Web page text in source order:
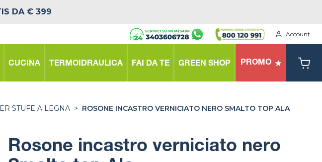
DA € 399
Account
CUCINA TERMOIDRAULICA FAI DA TE GREEN SHOP PROMO
STUFE A LEGNA > ROSONE INCASTRO VERNICIATO NERO SMALTO TOP ALA
Rosone incastro verniciato nero